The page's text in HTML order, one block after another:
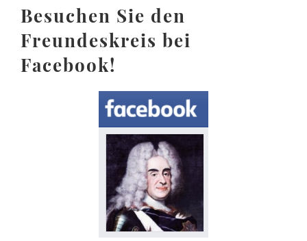
Besuchen Sie den
Freundeskreis bei
Facebook!